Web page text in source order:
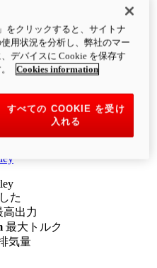
ーター 製品詳細
最大トルク
装備重量（燃料を除く）
た
高出力
最大トルク
気量
をクリックすると、サイトナ
用状況を分析し、弊社のマー
デバイスに Cookie を保存す
Cookies information
すべての COOKIE を受け
入れる